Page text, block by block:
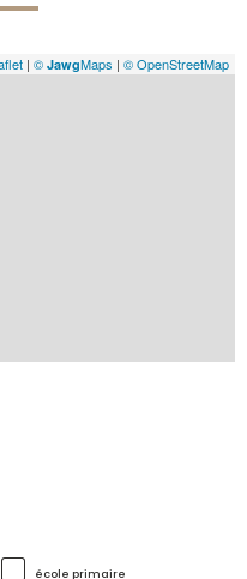
| © JawgMaps | © OpenStreetMap
école primaire